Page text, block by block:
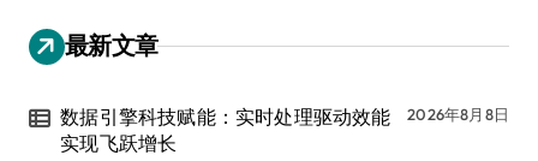
最新文章
数据引擎科技赋能：实时处理驱动效能
实现飞跃增长
2026年8月8日